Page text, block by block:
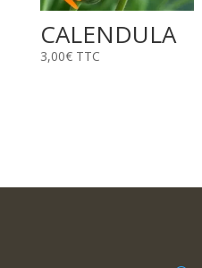
CALENDULA
3,00€ TTC